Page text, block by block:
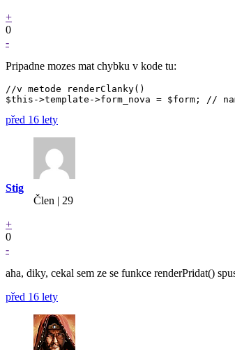
+
0
-
Pripadne mozes mat chybku v kode tu:
//v metode renderClanky()
před 16 lety
Stig
Člen | 29
+
0
-
aha, diky, cekal sem ze se funkce renderPridat()
před 16 lety